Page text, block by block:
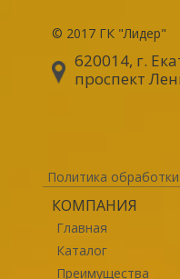
© 2017 ГК "Лидер"
620014, г.
проспект
Политика
КОМПАНИЯ
Главная
Каталог
Преимущества